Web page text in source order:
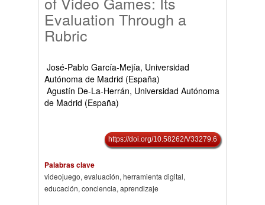
Evaluation Through a
Rubric
José-Pablo García-Mejía, Universidad
Autónoma de Madrid (España)
Agustín De-La-Herrán, Universidad Autónoma
de Madrid (España)
https://doi.org/10.58262/V33279.6
Palabras clave
videojuego, evaluación, herramienta digital,
educación, conciencia, aprendizaje